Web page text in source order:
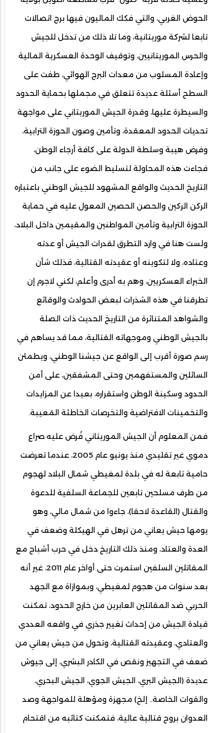
الحوض الغربي، والتي فكك الماليون فيها برج اتصالات
تابعا لشركة موريتانية، وما تلا ذلك من تدخل للجيش
والحرس الموريتانيين، وتوقيف الوحدة العسكرية المالية
وإعادة المسلوب من معدات البرج الهوائي، طفت على
السطح أسئلة عديدة تتعلق في مجملها بحماية الحدود
والسيطرة عليها، وقدرة الجيش الموريتاني على مواجهة
تحديات الحدود المعقدة، وتأمين وصون الحوزة الترابية،
وفرض هيبة وسلطة الدولة على كافة أرجاء الوطن،
فجاءت هذه المحاولة لتسليط الضوء على جانب من
التاريخ الحديث والواقع المشهود للجيش الوطني باعتباره
الركن الركين والحصن الحصين المعول عليه في حماية
الحوزة الترابية وتأمين المواطنين والمقيمين داخل البلاد،
ولست هنا في وارد التطرق لقدرات الجيش أو عدته
وعتاده، ولا لتكوينه أو عقيدته القتالية، فذلك شأن
الخبراء العسكريين، وهم به أدرى وأعلم، لكني لاجرم إن
تطرقنا في هذه الشذرات لبعض الحوادث والوقائع
والشواهد المتناثرة من التاريخ الحديث ذات الصلة
بالجيش الوطني وموجهاته القتالية، مما قد يساهم في
رسم صورة أقرب إلى الواقع عن جيشنا الوطني، ويطمئن
السائلين والمستفهمين وحتى المشفقين، على أمن
الحدود وسكينة الوطن واستقراره، بعيدا عن المزايدات
والتخمينات الافتراضية والتخرصات الخاطئة المَعيبة.
فمن المعلوم أن الجيش الموريتاني فُرض عليه صراع
دموي غير تقليدي منذ يونيو عام 2005، عندما تعرضت
حامية تابعة له في بلدة لمغيطي شمال البلاد لهجوم
من طرف مسلحين تابعين للجماعة السلفية للدعوة
والقتال (القاعدة لاحقا)، جاءوا من شمال مالي، وهو
يومها جيش يعاني من ترهل في الهيكلة وضعف في
العدة والعتاد، ومنذ ذلك التاريخ دخل في حرب أشباح مع
المقاتلين السلفين استمرت حتى أواخر عام 2011، غير أنه
بعد سنوات من هجوم لمغيطي، وبموازاة مع الجهد
الحربي ضد المقاتلين العابرين من خارج الحدود، تمكنت
قيادة الجيش من إحداث تغيير جذري في واقعه العددي
والعتادي، وعقيدته القتالية، وتحول من جيش يعاني من
ضعف في التجهيز ونقص في الكادر البشري، إلى جيوش
عديدة (الجيش البري، الجيش الجوي، الجيش البحري،
والقوات الخاصة.. إلخ) مجهزة ومؤهلة للمواجهة وصد
العدوان بروح قتالية عالية، فتمكنت كتائبه من اقتحام